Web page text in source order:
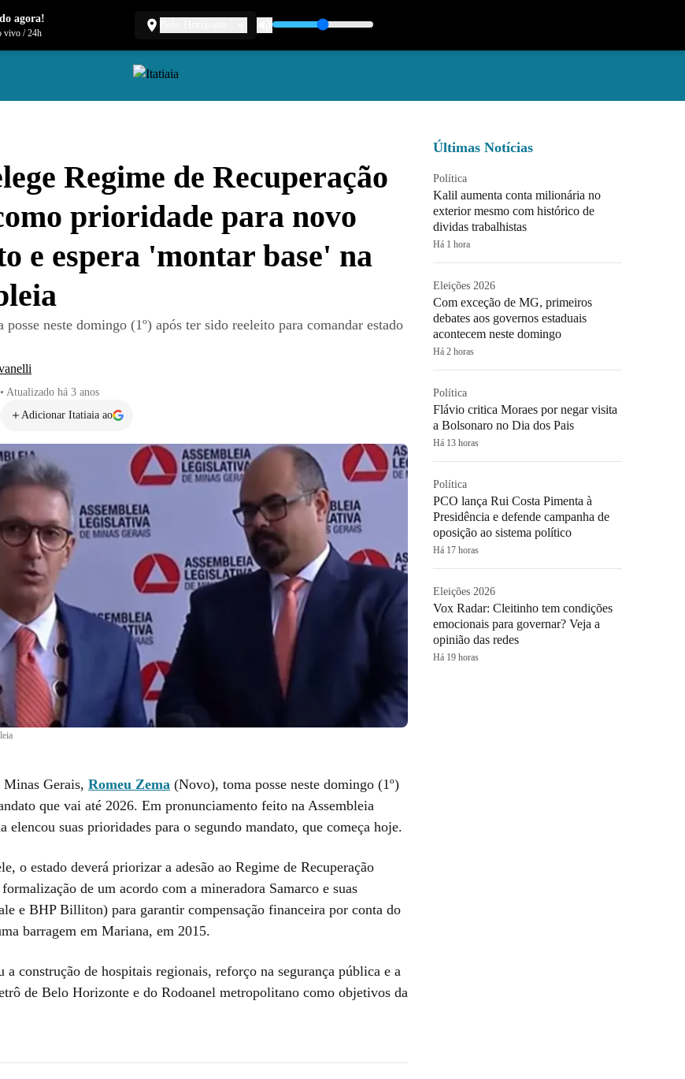
Regime de Recuperação
prioridade para novo
e espera 'montar base' na
posse neste domingo (1º) após ter sido reeleito para comandar estado
• Atualizado há 3 anos
Adicionar Itatiaia ao
Gerais, Romeu Zema (Novo), toma posse neste domingo (1º)
que vai até 2026. Em pronunciamento feito na Assembleia
elencou suas prioridades para o segundo mandato, que começa hoje.
o estado deverá priorizar a adesão ao Regime de Recuperação
de um acordo com a mineradora Samarco e suas
e BHP Billiton) para garantir compensação financeira por conta do
barragem em Mariana, em 2015.
a construção de hospitais regionais, reforço na segurança pública e a
de Belo Horizonte e do Rodoanel metropolitano como objetivos da
Últimas Notícias
Política
Kalil aumenta conta milionária no
exterior mesmo com histórico de
dividas trabalhistas
Há 1 hora
Eleições 2026
Com exceção de MG, primeiros
debates aos governos estaduais
acontecem neste domingo
Há 2 horas
Política
Flávio critica Moraes por negar visita
a Bolsonaro no Dia dos Pais
Há 13 horas
Política
PCO lança Rui Costa Pimenta à
Presidência e defende campanha de
oposição ao sistema político
Há 17 horas
Eleições 2026
Vox Radar: Cleitinho tem condições
emocionais para governar? Veja a
opinião das redes
Há 19 horas
agora!
vivo/24h